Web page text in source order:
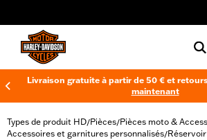
Livraison gratuite à partir de 50 € et
maintenant
Types de produit HD/Pièces/Pièces moto &
Accessoires et garnitures personnalisés/